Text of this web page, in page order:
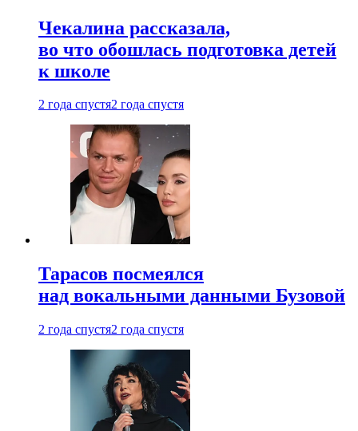
Чекалина рассказала,
во что обошлась подготовка детей
к школе
2 года спустя2 года спустя
Тарасов посмеялся
над вокальными данными Бузовой
2 года спустя2 года спустя